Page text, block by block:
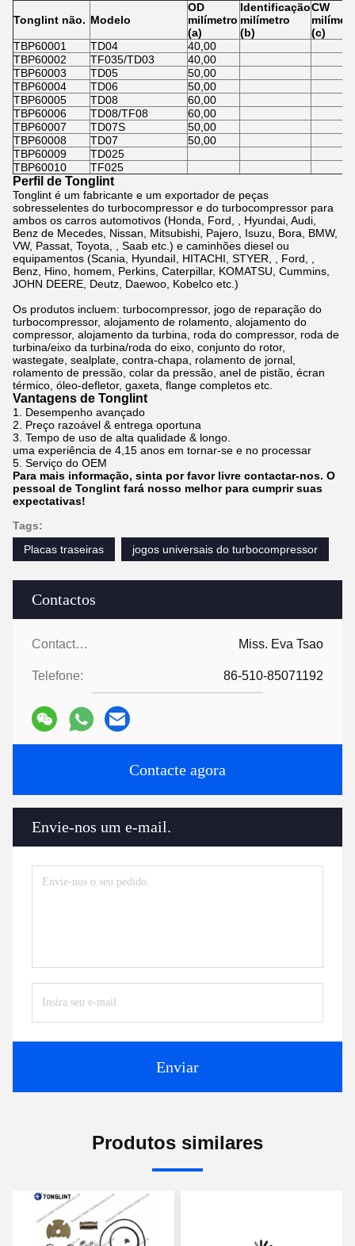
Contactos
Contactos: Miss. Eva Tsao
Telefone: 86-510-85071192
Contacte agora
Envie-nos um e-mail.
Enviar
Tonglint não. Modelo
OD
milímetro
(a)
Identificação
milímetro
(b)
CW
(c)
TBP60001
TD04
40,00
TBP60002
TF035/TD03
40,00
TBP60003
TD05
50,00
TBP60004
TD06
50,00
TBP60005
TD08
60,00
TBP60006
TD08/TF08
60,00
TBP60007
TD07S
50,00
TBP60008
TD07
50,00
TBP60009
TD025
TBP60010
TF025
Perfil de Tonglint
Tonglint é um fabricante e um exportador de peças
sobresselentes do turbocompressor e do turbocompressor para
ambos os carros automotivos (Honda, Ford, , Hyundai, Audi,
Benz de Mecedes, Nissan, Mitsubishi, Pajero, Isuzu, Bora, BMW,
VW, Passat, Toyota, , Saab etc.) e caminhões diesel ou
equipamentos (Scania, HyundaiI, HITACHI, STYER, , Ford, ,
Benz, Hino, homem, Perkins, Caterpillar, KOMATSU, Cummins,
JOHN DEERE, Deutz, Daewoo, Kobelco etc.)
Os produtos incluem: turbocompressor, jogo de reparação do
turbocompressor, alojamento de rolamento, alojamento do
compressor, alojamento da turbina, roda do compressor, roda de
turbina/eixo da turbina/roda do eixo, conjunto do rotor,
wastegate, sealplate, contra-chapa, rolamento de jornal,
rolamento de pressão, colar da pressão, anel de pistão, écran
térmico, óleo-defletor, gaxeta, flange completos etc.
Vantagens de Tonglint
1. Desempenho avançado
2. Preço razoável & entrega oportuna
3. Tempo de uso de alta qualidade & longo.
uma experiência de 4,15 anos em tornar-se e no processar
5. Serviço do OEM
Para mais informação, sinta por favor livre contactar-nos. O
pessoal de Tonglint fará nosso melhor para cumprir suas
expectativas!
Tags:
Placas traseiras
jogos universais do turbocompressor
Produtos similares